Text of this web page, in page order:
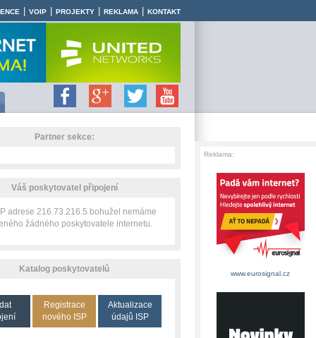
VOIP PROJEKTY REKLAMA KONTAKT
Partner sekce:
Váš poskytovatel připojení
adrese 216.73.216.5 bohužel nemáme
žádného poskytovatele internetu.
Katalog poskytovatelů
Registrace
nového ISP
Aktualizace
údajů ISP
Reklama:
www.eurosignal.cz